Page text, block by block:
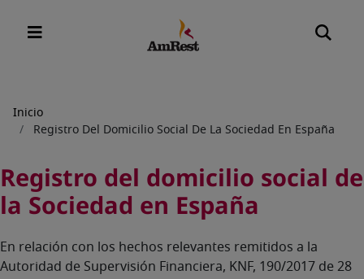
Sobrescribir
enlaces
de
ayuda
a
la
navegación
Inicio
Registro Del Domicilio Social De La Sociedad En España
Registro del domicilio social de
la Sociedad en España
En relación con los hechos relevantes remitidos a la
Autoridad de Supervisión Financiera, KNF, 190/2017 de 28